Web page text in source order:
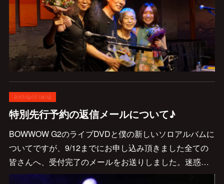
2017.09.07 04:09
特別先行予約の返信メールについて♪
BOWWOW G2のライブDVDと僕の新しいソロアルバムに
ついてですが、9/12までにお申し込み頂きました全ての
皆さんへ、受付完了のメールをお送りしました。迷惑…